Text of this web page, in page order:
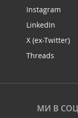
Instagram
LinkedIn
X (ex-Twitter)
Threads
МИ В